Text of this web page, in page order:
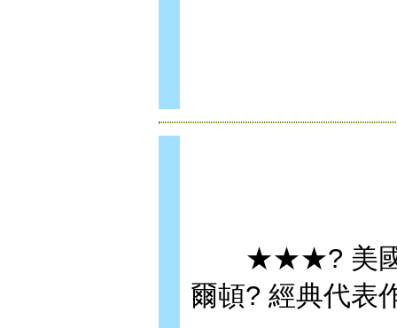
★★★? 美國奇
爾頓? 經典代